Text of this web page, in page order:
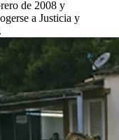
de 2008 y
a Justicia y